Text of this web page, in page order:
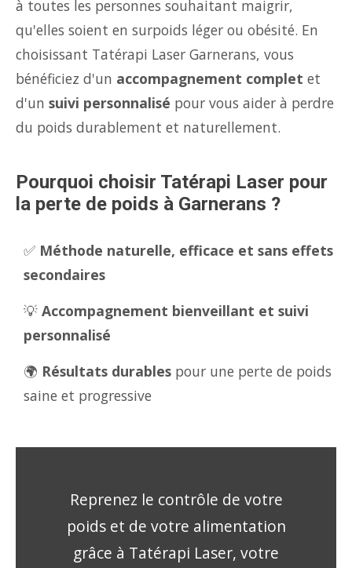
à toutes les personnes souhaitant maigrir,
qu'elles soient en surpoids léger ou obésité. En
choisissant Tatérapi Laser Garnerans, vous
bénéficiez d'un accompagnement complet et
d'un suivi personnalisé pour vous aider à perdre
du poids durablement et naturellement.
Pourquoi choisir Tatérapi Laser pour
la perte de poids à Garnerans ?
✅ Méthode naturelle, efficace et sans effets
secondaires
💡 Accompagnement bienveillant et suivi
personnalisé
🌍 Résultats durables pour une perte de poids
saine et progressive
Reprenez le contrôle de votre
poids et de votre alimentation
grâce à Tatérapi Laser, votre